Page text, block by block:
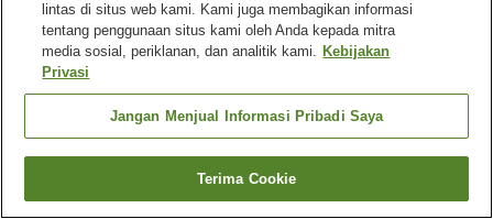
Beranda Thailand Chonburi
Bang Lamung
Long Beach Garden Hotel & Spa
Cari kamar
lintas di situs web kami. Kami juga membagikan informasi
tentang penggunaan situs kami oleh Anda kepada mitra
media sosial, periklanan, dan analitik kami. Kebijakan
Privasi
Jangan Menjual Informasi Pribadi Saya
Terima Cookie